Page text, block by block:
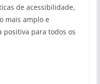
de acessibilidade,
mais amplo e
para todos os